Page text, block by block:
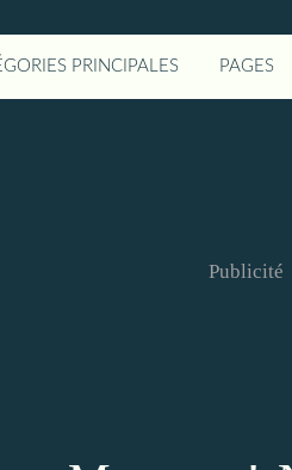
PRINCIPALES PAGES
Publicité